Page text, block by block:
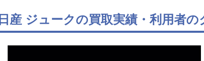
日産 ジュークの買取実績・利用者の